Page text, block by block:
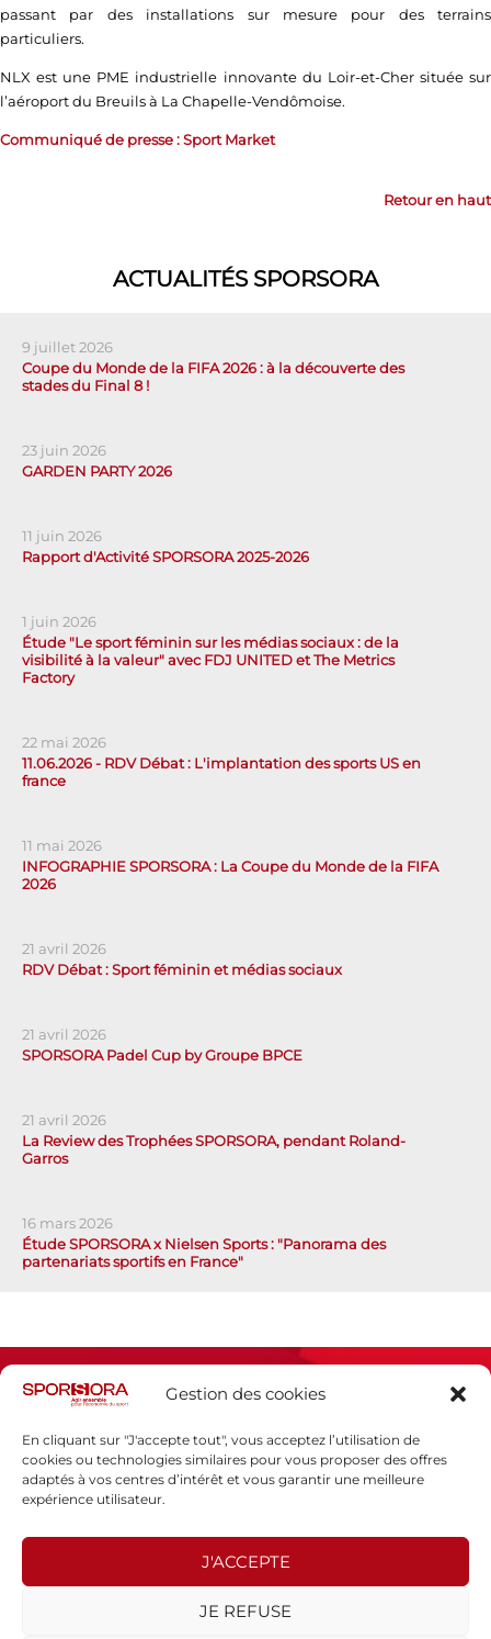
Gestion des cookies
En cliquant sur "J'accepte tout", vous acceptez l’utilisation de
cookies ou technologies similaires pour vous proposer des offres
adaptés à vos centres d’intérêt et vous garantir une meilleure
expérience utilisateur.
J'ACCEPTE
JE REFUSE
passant par des installations sur mesure pour des terrains
particuliers.
NLX est une PME industrielle innovante du Loir-et-Cher située sur
l’aéroport du Breuils à La Chapelle-Vendômoise.
Communiqué de presse : Sport Market
Retour en haut
ACTUALITÉS SPORSORA
9 juillet 2026
Coupe du Monde de la FIFA 2026 : à la découverte des
stades du Final 8 !
23 juin 2026
GARDEN PARTY 2026
11 juin 2026
Rapport d'Activité SPORSORA 2025-2026
1 juin 2026
Étude "Le sport féminin sur les médias sociaux : de la
visibilité à la valeur" avec FDJ UNITED et The Metrics
Factory
22 mai 2026
11.06.2026 - RDV Débat : L'implantation des sports US en
france
11 mai 2026
INFOGRAPHIE SPORSORA : La Coupe du Monde de la FIFA
2026
21 avril 2026
RDV Débat : Sport féminin et médias sociaux
21 avril 2026
SPORSORA Padel Cup by Groupe BPCE
21 avril 2026
La Review des Trophées SPORSORA, pendant Roland-
Garros
16 mars 2026
Étude SPORSORA x Nielsen Sports : "Panorama des
partenariats sportifs en France"
Espace presse
Politique de confidentialité
SPORSORA